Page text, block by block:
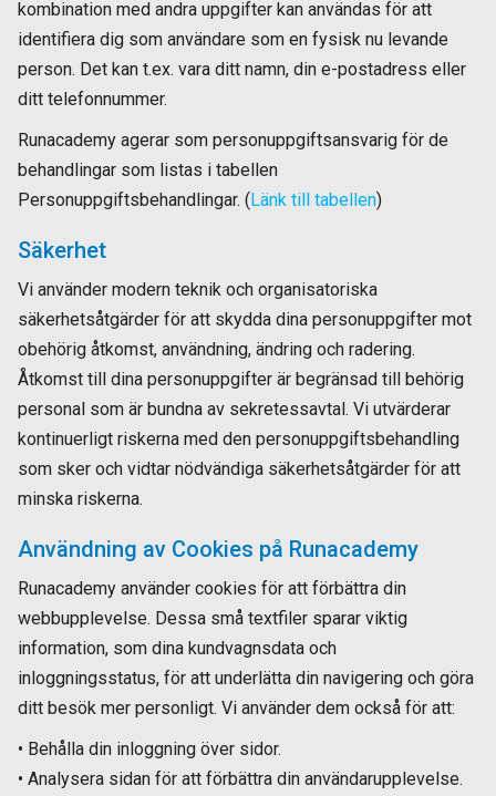
kombination med andra uppgifter kan användas för att
identifiera dig som användare som en fysisk nu levande
person. Det kan t.ex. vara ditt namn, din e-postadress eller
ditt telefonnummer.
Runacademy agerar som personuppgiftsansvarig för de
behandlingar som listas i tabellen
Personuppgiftsbehandlingar. (Länk till tabellen)
Säkerhet
Vi använder modern teknik och organisatoriska
säkerhetsåtgärder för att skydda dina personuppgifter mot
obehörig åtkomst, användning, ändring och radering.
Åtkomst till dina personuppgifter är begränsad till behörig
personal som är bundna av sekretessavtal. Vi utvärderar
kontinuerligt riskerna med den personuppgiftsbehandling
som sker och vidtar nödvändiga säkerhetsåtgärder för att
minska riskerna.
Användning av Cookies på Runacademy
Runacademy använder cookies för att förbättra din
webbupplevelse. Dessa små textfiler sparar viktig
information, som dina kundvagnsdata och
inloggningsstatus, för att underlätta din navigering och göra
ditt besök mer personligt. Vi använder dem också för att:
• Behålla din inloggning över sidor.
• Analysera sidan för att förbättra din användarupplevelse.